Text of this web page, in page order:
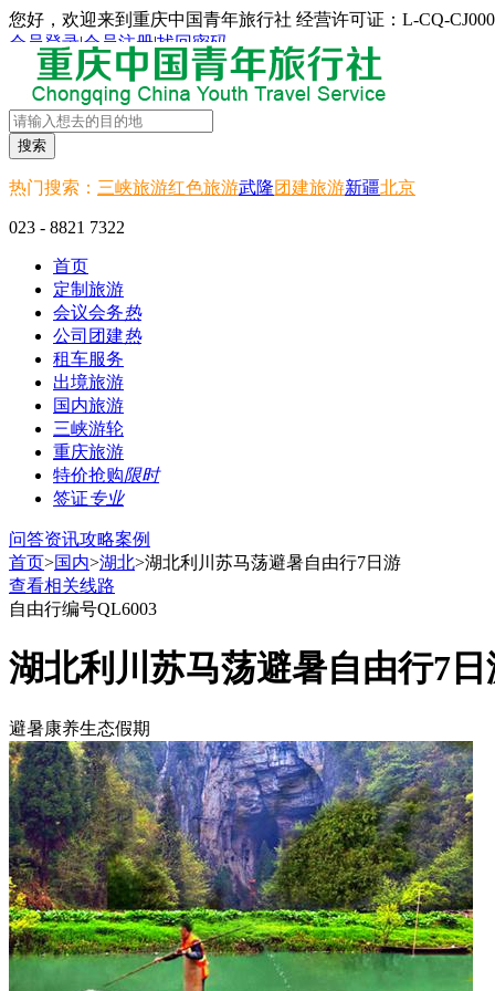
您好，欢迎来到重庆中国青年旅行社 经营许可证：L-CQ-
会员登录|会员注册|找回密码
搜索
热门搜索： 三峡旅游红色旅游武隆团建旅游新疆北京
023 - 8821 7322
首页
定制旅游
会议会务热
公司团建热
租车服务
出境旅游
国内旅游
三峡游轮
重庆旅游
特价抢购限时
签证专业
问答资讯攻略案例
首页>国内>湖北>湖北利川苏马荡避暑自由行7日游
查看相关线路
自由行编号QL6003
湖北利川苏马荡避暑自由行7日
避暑康养生态假期